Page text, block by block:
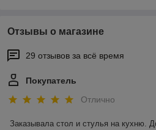
Отзывы о магазине
29 отзывов за всё время
Покупатель
Отлично
Заказывала стол и стулья на кухню.